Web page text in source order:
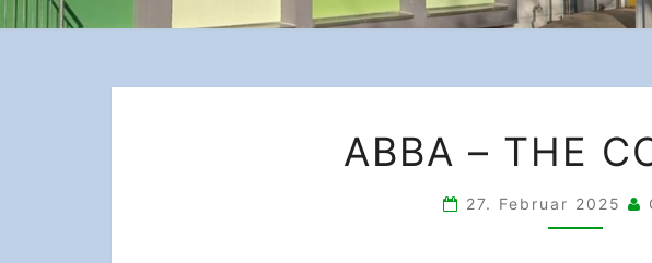
–
ABBA – THE
27. Februar 2025